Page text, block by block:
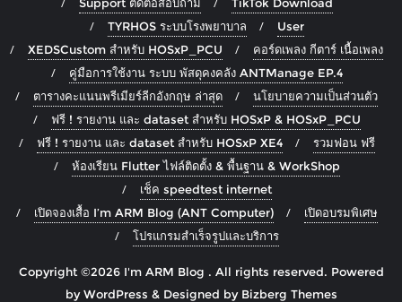
TYRHOS ระบบโรงพยาบาล
User
XEDSCustom สำหรับ HOSxP_PCU
คอร์ดเพลง กีตาร์ เนื้อเพลง
คู่มือการใช้งาน ระบบ พัสดุคงคลัง ANTManage EP.4
ตารางคะแนนพรีเมียร์ลีกอังกฤษ ล่าสุด
นโยบายความเป็นส่วนตัว
ฟรี ! รายงาน และ dataset สำหรับ HOSxP & HOSxP_PCU
ฟรี ! รายงาน และ dataset สำหรับ HOSxP XE4
รวมฟอน ฟรี
ห้องเรียน Flutter ไฟล์ติดตั้ง & พื้นฐาน & WorkShop
เช็ค speedtest internet
เปิดจองเสื้อ I’m ARM Blog (ANT Computer)
เปิดอบรมพิเศษ
โปรแกรมสำเร็จรูปและบริการ
Copyright ©2026 I'm ARM Blog . All rights reserved. Powered
byWordPress & Designed by Bizberg Themes